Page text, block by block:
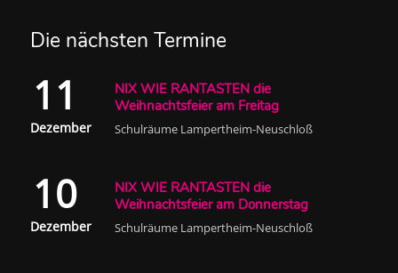
Die nächsten Termine
11
Dezember
NIX WIE RANTASTEN die
Weihnachtsfeier am Freitag
Schulräume Lampertheim-Neuschloß
10
Dezember
NIX WIE RANTASTEN die
Weihnachtsfeier am Donnerstag
Schulräume Lampertheim-Neuschloß